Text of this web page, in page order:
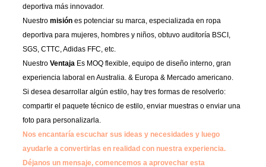
deportiva más innovador.
Nuestromisiónes potenciar su marca, especializada en ropa
deportiva para mujeres, hombres y niños, obtuvo auditoría BSCI,
SGS, CTTC, Adidas FFC, etc.
NuestroVentaja Es MOQ flexible, equipo de diseño interno, gran
experiencia laboral en Australia. & Europa & Mercado americano.
Si desea desarrollar algún estilo, hay tres formas de resolverlo:
compartir el paquete técnico de estilo, enviar muestras o enviar una
foto para personalizarla.
Nos encantaría escuchar sus ideas y necesidades y luego
ayudarle a convertirlas en realidad con nuestra experiencia.
Déjanos un mensaje, comencemos a aprovechar esta